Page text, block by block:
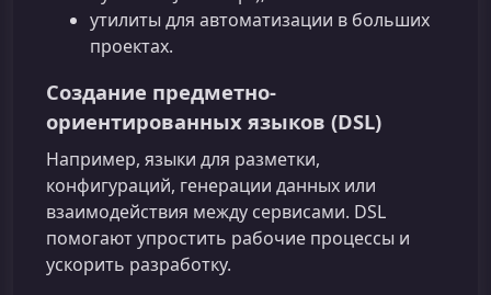
утилиты для автоматизации в больших
проектах.
Создание предметно-
ориентированных языков (DSL)
Например, языки для разметки,
конфигураций, генерации данных или
взаимодействия между сервисами. DSL
помогают упростить рабочие процессы и
ускорить разработку.